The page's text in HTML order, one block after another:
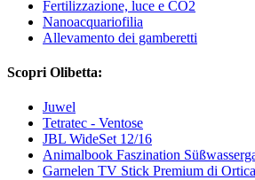
Fertilizzazione, luce e CO2
Nanoacquariofilia
Allevamento dei gamberetti
Scopri Olibetta:
Juwel
Tetratec - Ventose
JBL WideSet 12/16
Animalbook Faszination
Garnelen TV Stick Premium di Ortica